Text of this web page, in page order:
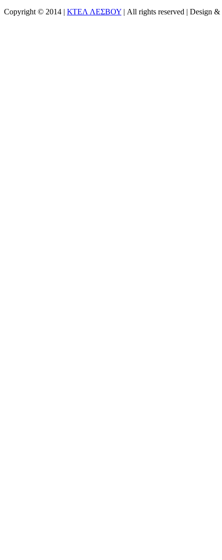
Copyright © 2014 | ΚΤΕΛ ΛΕΣΒΟΥ | All rights reserved | Design &